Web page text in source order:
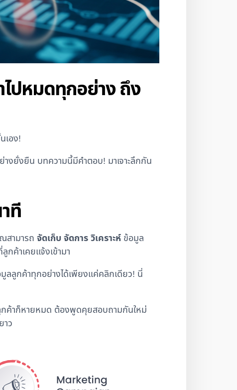
ไปหมดทุกอย่าง ถึง
เอง!
งยั่งยืน บทความนี้มีคำตอบ! มาเจาะลึกกัน
ที
สามารถ จัดเก็บ จัดการ วิเคราะห์ ข้อมูล
ค้าเคยแจ้งเข้ามา
ลลูกค้าทุกอย่างได้เพียงแค่คลิกเดียว! นี่
ค้าก็หายหมด ต้องพูดคุยสอบถามกันใหม่
าว